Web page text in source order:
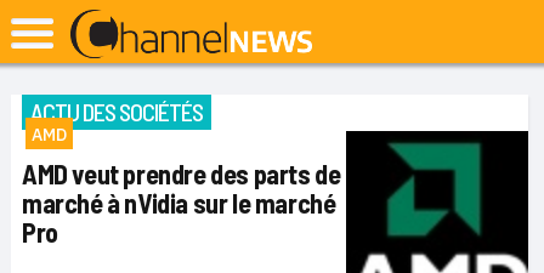
ACTU DES SOCIÉTÉS
AMD
AMD veut prendre des parts de
marché à nVidia sur le marché
Pro